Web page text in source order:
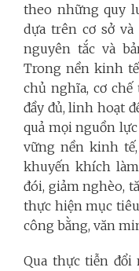
theo những quy
dựa trên cơ sở
nguyên tắc và
Trong nền kinh
chủ nghĩa, cơ
đầy đủ, linh hoạt
quả mọi nguồn
vững nền kinh
khuyến khích
đói, giảm nghèo,
thực hiện mục
công bằng, văn
Qua thực tiễn